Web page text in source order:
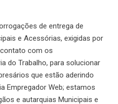
de entrega de
e Acessórias, exigidas por
com os
do Trabalho, para solucionar
que estão aderindo
Empregador Web; estamos
e autarquias Municipais e